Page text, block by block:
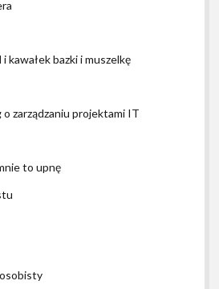
kawałek bazki i muszelkę
zarządzaniu projektami IT
to upnę